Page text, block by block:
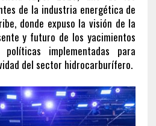
de la industria energética de
donde expuso la visión de la
y futuro de los yacimientos
implementadas para
del sector hidrocarburífero.